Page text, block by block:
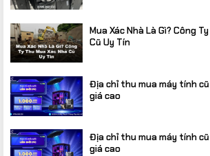
Mua Xác Nhà Là Gì? Công
Cũ Uy Tín
Địa chỉ thu mua máy tính
giá cao
Địa chỉ thu mua máy tính
giá cao